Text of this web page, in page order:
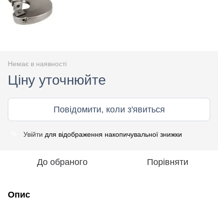
Немає в наявності
Ціну уточнюйте
Повідомити, коли з'явиться
Увійти для відображення накопичувальної знижки
До обраного Порівняти
Опис